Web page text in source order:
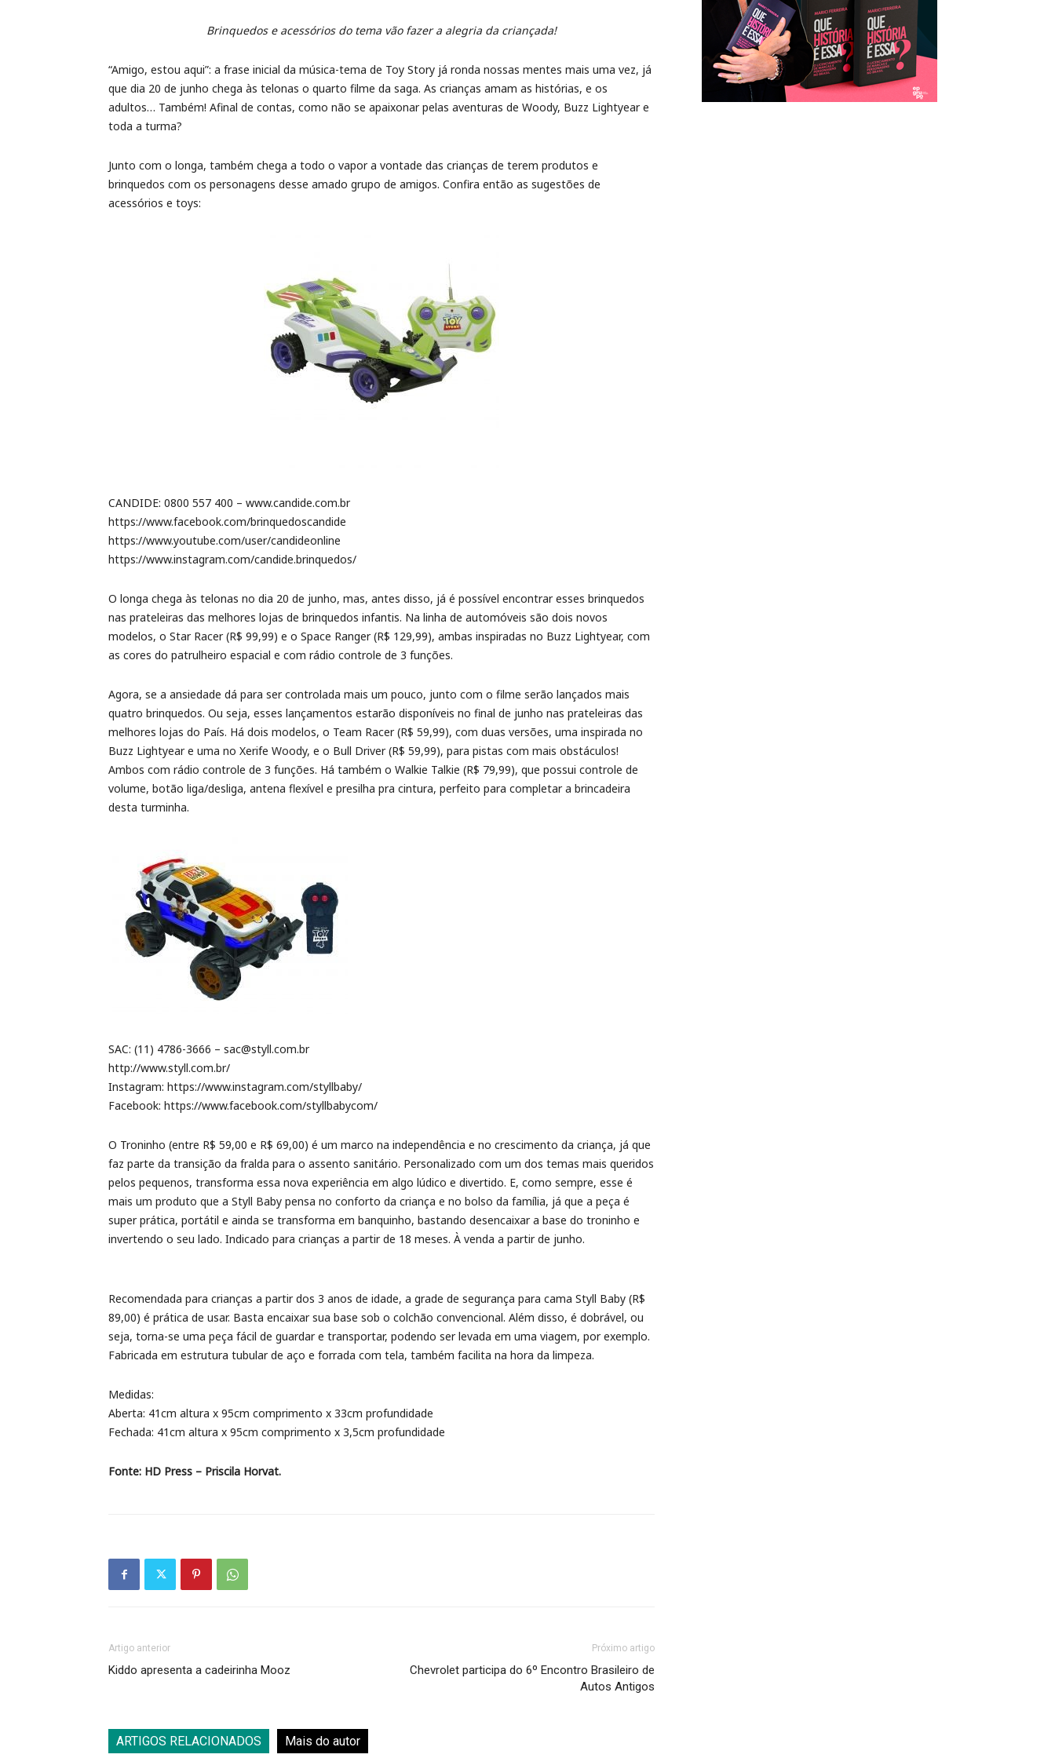
Brinquedos e acessórios do tema vão fazer a alegria da criançada!
“Amigo, estou aqui”: a frase inicial da música-tema de Toy Story já ronda nossas mentes mais uma vez, já
que dia 20 de junho chega às telonas o quarto filme da saga. As crianças amam as histórias, e os
adultos… Também! Afinal de contas, como não se apaixonar pelas aventuras de Woody, Buzz Lightyear e
toda a turma?
Junto com o longa, também chega a todo o vapor a vontade das crianças de terem produtos e
brinquedos com os personagens desse amado grupo de amigos. Confira então as sugestões de
acessórios e toys:
CANDIDE: 0800 557 400 – www.candide.com.br
https://www.facebook.com/brinquedoscandide
https://www.youtube.com/user/candideonline
https://www.instagram.com/candide.brinquedos/
O longa chega às telonas no dia 20 de junho, mas, antes disso, já é possível encontrar esses brinquedos
nas prateleiras das melhores lojas de brinquedos infantis. Na linha de automóveis são dois novos
modelos, o Star Racer (R$ 99,99) e o Space Ranger (R$ 129,99), ambas inspiradas no Buzz Lightyear, com
as cores do patrulheiro espacial e com rádio controle de 3 funções.
Agora, se a ansiedade dá para ser controlada mais um pouco, junto com o filme serão lançados mais
quatro brinquedos. Ou seja, esses lançamentos estarão disponíveis no final de junho nas prateleiras das
melhores lojas do País. Há dois modelos, o Team Racer (R$ 59,99), com duas versões, uma inspirada no
Buzz Lightyear e uma no Xerife Woody, e o Bull Driver (R$ 59,99), para pistas com mais obstáculos!
Ambos com rádio controle de 3 funções. Há também o Walkie Talkie (R$ 79,99), que possui controle de
volume, botão liga/desliga, antena flexível e presilha pra cintura, perfeito para completar a brincadeira
desta turminha.
SAC: (11) 4786-3666 – sac@styll.com.br
http://www.styll.com.br/
Instagram: https://www.instagram.com/styllbaby/
Facebook: https://www.facebook.com/styllbabycom/
O Troninho (entre R$ 59,00 e R$ 69,00) é um marco na independência e no crescimento da criança, já que
faz parte da transição da fralda para o assento sanitário. Personalizado com um dos temas mais queridos
pelos pequenos, transforma essa nova experiência em algo lúdico e divertido. E, como sempre, esse é
mais um produto que a Styll Baby pensa no conforto da criança e no bolso da família, já que a peça é
super prática, portátil e ainda se transforma em banquinho, bastando desencaixar a base do troninho e
invertendo o seu lado. Indicado para crianças a partir de 18 meses. À venda a partir de junho.
Recomendada para crianças a partir dos 3 anos de idade, a grade de segurança para cama Styll Baby (R$
89,00) é prática de usar. Basta encaixar sua base sob o colchão convencional. Além disso, é dobrável, ou
seja, torna-se uma peça fácil de guardar e transportar, podendo ser levada em uma viagem, por exemplo.
Fabricada em estrutura tubular de aço e forrada com tela, também facilita na hora da limpeza.
Medidas:
Aberta: 41cm altura x 95cm comprimento x 33cm profundidade
Fechada: 41cm altura x 95cm comprimento x 3,5cm profundidade
Fonte: HD Press – Priscila Horvat.
Artigo anterior
Kiddo apresenta a cadeirinha Mooz
Próximo artigo
Chevrolet participa do 6º Encontro Brasileiro de
Autos Antigos
ARTIGOS RELACIONADOS Mais do autor